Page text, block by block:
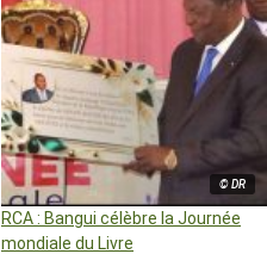
© DR
RCA : Bangui célèbre la Journée
mondiale du Livre